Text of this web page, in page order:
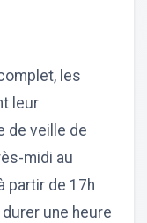
les
leur
de veille de
midi au
partir de 17h
une heure